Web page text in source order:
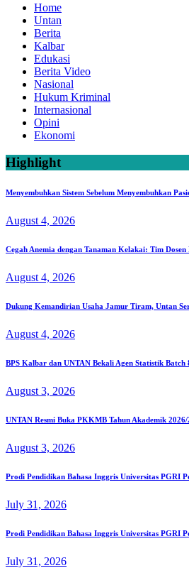
Home
Untan
Berita
Kalbar
Edukasi
Berita Video
Nasional
Hukum Kriminal
Internasional
Opini
Ekonomi
Highlight
Menyembuhkan Sistem Sebelum Menyembuhkan
August 4, 2026
Cegah Anemia dengan Tanaman Kelakai: Tim
August 4, 2026
Dukung Kemandirian Usaha Jamur Tiram, Untan
August 4, 2026
BPS Kalbar dan UNTAN Bekali Agen Statistik
August 3, 2026
UNTAN Resmi Buka PKKMB Tahun Akademik
August 3, 2026
Prodi Pendidikan Bahasa Inggris Universitas PGRI
July 31, 2026
Prodi Pendidikan Bahasa Inggris Universitas PGRI
July 31, 2026